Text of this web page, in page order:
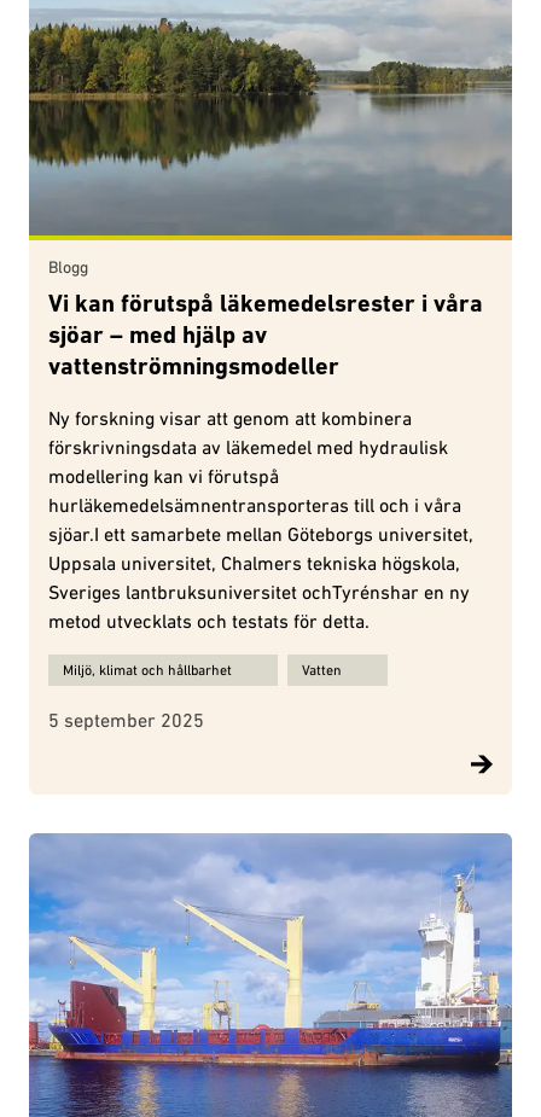
Blogg
Vi kan förutspå läkemedelsrester i våra
sjöar – med hjälp av
vattenströmningsmodeller
Ny forskning visar att genom att kombinera
förskrivningsdata av läkemedel med hydraulisk
modellering kan vi förutspå
hurläkemedelsämnentransporteras till och i våra
sjöar.I ett samarbete mellan Göteborgs universitet,
Uppsala universitet, Chalmers tekniska högskola,
Sveriges lantbruksuniversitet ochTyrénshar en ny
metod utvecklats och testats för detta.
Ämnen för Vi kan förutspå läkemedelsrester i våra sjöar – med
Miljö, klimat och hållbarhet Vatten
5 september 2025